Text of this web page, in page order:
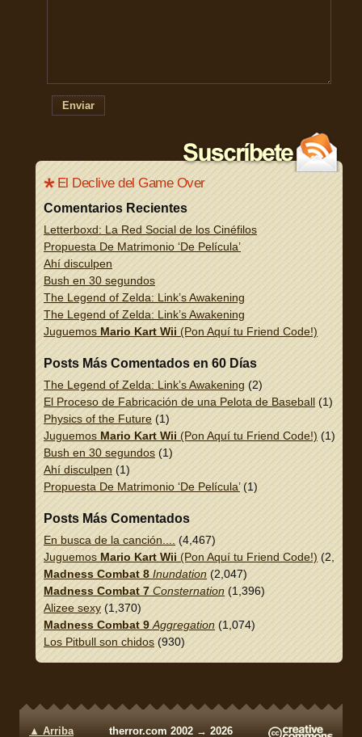
Enviar
El Declive del Game Over
Comentarios Recientes
Letterboxd: La Red Social de los Cinéfilos
Propuesta De Matrimonio ‘De Película’
Ahí disculpen
Bush en 30 segundos
The Legend of Zelda: Link’s Awakening
The Legend of Zelda: Link’s Awakening
Juguemos Mario Kart Wii (Pon Aquí tu Friend Code!)
Posts Más Comentados en 60 Días
The Legend of Zelda: Link’s Awakening (2)
El Proceso de Fabricación de una Pelota de Baseball (1)
Physics of the Future (1)
Juguemos Mario Kart Wii (Pon Aquí tu Friend Code!) (1)
Bush en 30 segundos (1)
Ahí disculpen (1)
Propuesta De Matrimonio ‘De Película’(1)
Posts Más Comentados
En busca de la canción....
(4,467)
Juguemos Mario Kart Wii (Pon Aquí tu Friend Code!) (2,337)
Madness Combat 8 Inundation (2,047)
Madness Combat 7 Consternation (1,396)
Alizee sexy (1,370)
Madness Combat 9 Aggregation (1,074)
Los Pitbull son chidos (930)
▲ Arriba therror.com 2002 → 2026